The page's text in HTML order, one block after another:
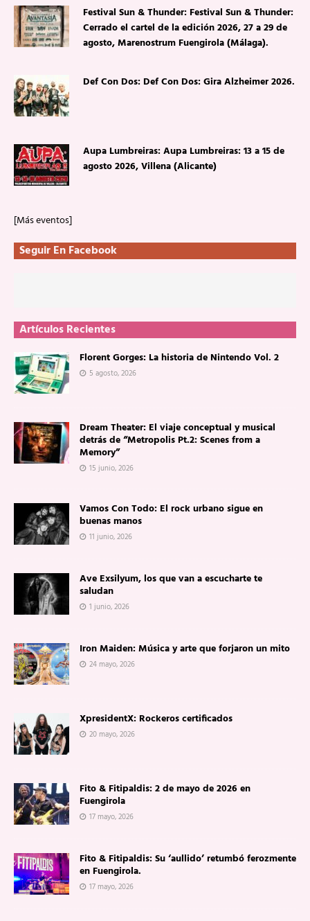
Festival Sun & Thunder: Festival Sun & Thunder:
Cerrado el cartel de la edición 2026, 27 a 29 de
agosto, Marenostrum Fuengirola (Málaga).
Def Con Dos: Def Con Dos: Gira Alzheimer 2026.
Aupa Lumbreiras: Aupa Lumbreiras: 13 a 15 de
agosto 2026, Villena (Alicante)
[Más eventos]
Seguir En Facebook
Artículos Recientes
Florent Gorges: La historia de Nintendo Vol. 2
5 agosto, 2026
Dream Theater: El viaje conceptual y musical
detrás de “Metropolis Pt.2: Scenes from a
Memory”
15 junio, 2026
Vamos Con Todo: El rock urbano sigue en
buenas manos
11 junio, 2026
Ave Exsilyum, los que van a escucharte te
saludan
1 junio, 2026
Iron Maiden: Música y arte que forjaron un mito
24 mayo, 2026
XpresidentX: Rockeros certificados
20 mayo, 2026
Fito & Fitipaldis: 2 de mayo de 2026 en
Fuengirola
17 mayo, 2026
Fito & Fitipaldis: Su ‘aullido’ retumbó ferozmente
en Fuengirola.
17 mayo, 2026